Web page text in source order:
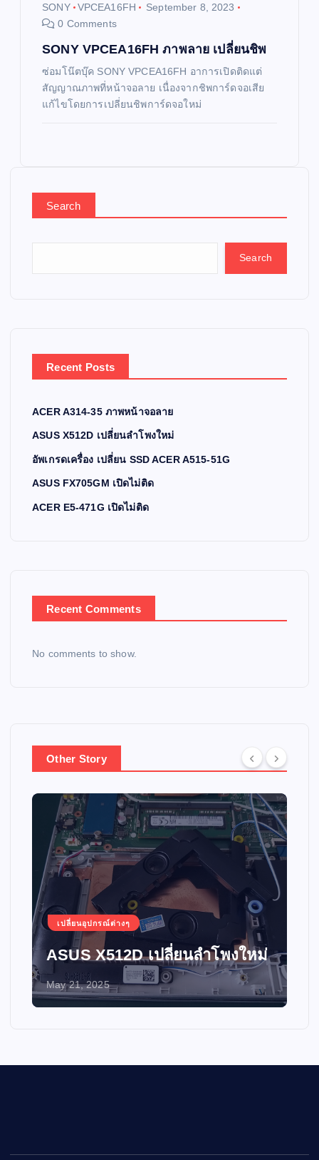
SONY VPCEA16FH
September 8, 2023
0 Comments
SONY VPCEA16FH ภาพลาย เปลี่ยนชิพ
ซ่อมโน๊ตบุ๊ค SONY VPCEA16FH อาการเปิดติดแต่
สัญญาณภาพที่หน้าจอลาย เนื่องจากชิพการ์ดจอเสีย
แก้ไขโดยการเปลี่ยนชิพการ์ดจอใหม่
Search
Search
Recent Posts
ACER A314-35 ภาพหน้าจอลาย
ASUS X512D เปลี่ยนลำโพงใหม่
อัพเกรดเครื่อง เปลี่ยน SSD ACER A515-51G
ASUS FX705GM เปิดไม่ติด
ACER E5-471G เปิดไม่ติด
Recent Comments
No comments to show.
Other Story
เปลี่ยนอุปกรณ์ต่างๆ
ASUS X512D เปลี่ยนลำโพงใหม่
May 21, 2025